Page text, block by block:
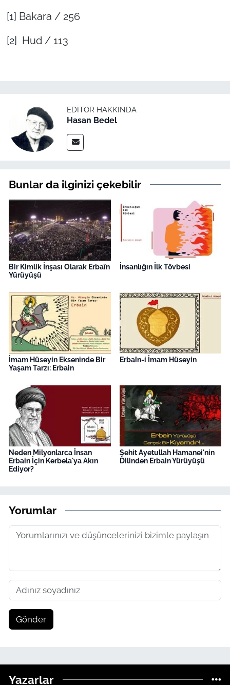
[1] Bakara / 256
[2] Hud / 113
EDITÖR HAKKINDA
Hasan Bedel
Bunlar da ilginizi çekebilir
Bir Kimlik İnşası Olarak Erbaîn
Yürüyüşü
İnsanlığın İlk Tövbesi
İmam Hüseyin Ekseninde Bir
Yaşam Tarzı: Erbain
Erbaîn-i İmam Hüseyin
Neden Milyonlarca İnsan
Erbain İçin Kerbela'ya Akın
Ediyor?
Şehit Ayetullah Hamanei'nin
Dilinden Erbain Yürüyüşü
Yorumlar
Gönder
Yazarlar